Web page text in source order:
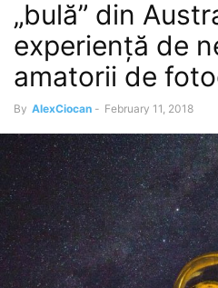
„bulă” din
experiență de
amatorii de
By AlexCiocan - February 11, 2018